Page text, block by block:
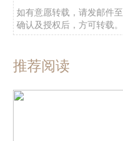
如有意愿转载，请发邮件至
确认及授权后，方可转载。
推荐阅读